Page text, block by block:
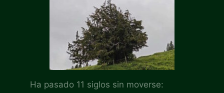
Ha pasado 11 siglos sin moverse: